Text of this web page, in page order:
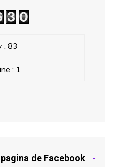
: 83
: 1
de Facebook